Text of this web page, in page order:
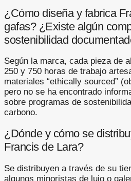
¿Cómo diseña y fabrica
gafas? ¿Existe algún
sostenibilidad
Según la marca, cada pieza de
250 y 750 horas de trabajo
materiales “ethically sourced”
pero no se ha encontrado
sobre programas de
carbono.
¿Dónde y cómo se
Francis de Lara?
Se distribuyen a través de su
algunos minoristas de lujo o